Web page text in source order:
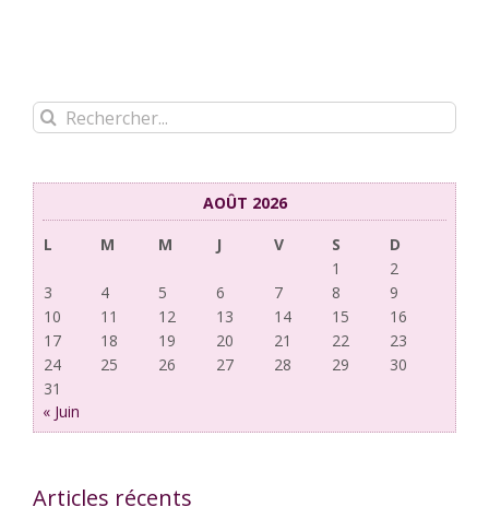
Rechercher:
AOÛT 2026
L
M M J V S
D
1
2
3
4 5 6 7 8
9
10
11 12 13 14 15
16
17
18 19 20 21 22
23
24
25 26 27 28 29
30
31
« Juin
Articles récents